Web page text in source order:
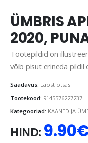
ÜMBRIS
2020,
Tootepildid on
võib pisut erineda pildil
Saadavus: Laost otsas
Tootekood: 9145576227237
Kategooriad: KAANED JA
HIND: 9.90